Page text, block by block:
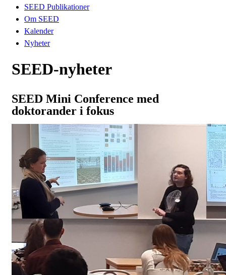
SEED Publikationer
Om SEED
Kalender
Nyheter
SEED-nyheter
SEED Mini Conference med
doktorander i fokus